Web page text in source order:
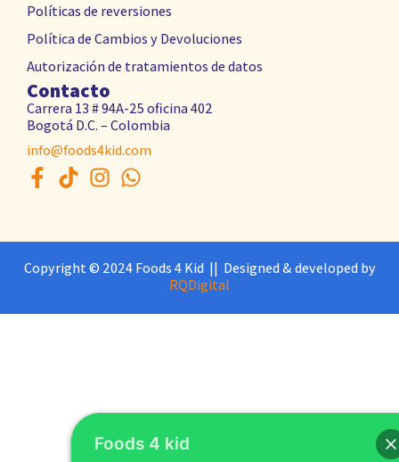
Políticas de reversiones
Política de Cambios y Devoluciones
Autorización de tratamientos de datos
Contacto
Carrera 13 # 94A-25 oficina 402
Bogotá D.C. – Colombia
info@foods4kid.com
Copyright © 2024 Foods 4 Kid || Designed & developed by
RQDigital
Foods 4 kid